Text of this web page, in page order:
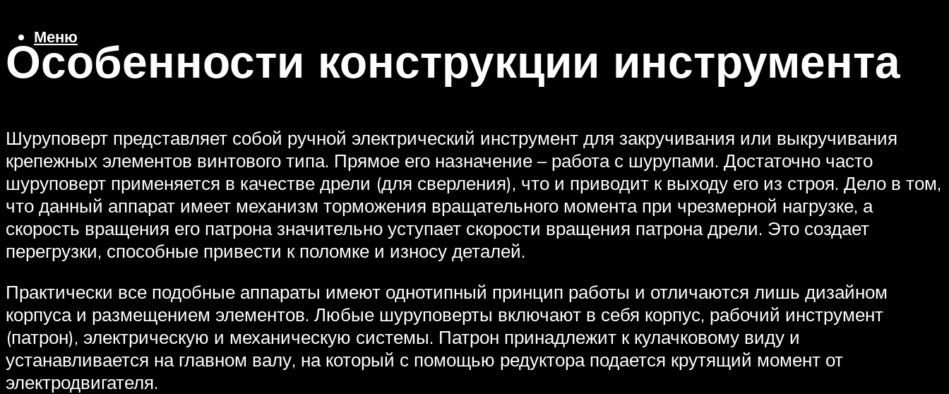
Меню
Особенности конструкции инструмента
Шуруповерт представляет собой ручной электрический инструмент для закручивания или выкручивания
крепежных элементов винтового типа. Прямое его назначение – работа с шурупами. Достаточно часто
шуруповерт применяется в качестве дрели (для сверления), что и приводит к выходу его из строя. Дело в том,
что данный аппарат имеет механизм торможения вращательного момента при чрезмерной нагрузке, а
скорость вращения его патрона значительно уступает скорости вращения патрона дрели. Это создает
перегрузки, способные привести к поломке и износу деталей.
Практически все подобные аппараты имеют однотипный принцип работы и отличаются лишь дизайном
корпуса и размещением элементов. Любые шуруповерты включают в себя корпус, рабочий инструмент
(патрон), электрическую и механическую системы. Патрон принадлежит к кулачковому виду и
устанавливается на главном валу, на который с помощью редуктора подается крутящий момент от
электродвигателя.